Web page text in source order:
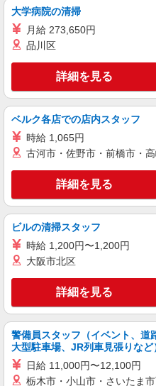
株式会社kotrio /●SI-H-2075113
古河駅のシ
否確認など
時給
通費全支給(
古河市
キープ
派遣社員
[ 綺麗 ]高級
りなど/古河市
時給1600
通費全支給(ガ
古河市
残業キャンセ
や見守り！古
時給1600
通費全支給(ガ
大学病院の清掃
月給 273,650円
品川区
詳細を見る
ベルク各店での店内スタッフ
時給 1,065円
古河市・佐野市・前橋市・
詳細を見る
ビルの清掃スタッフ
時給 1,200円〜1,200円
大阪市北区
詳細を見る
警備員スタッフ（イベント、道
大型駐車場、JR列車見張りなど
日給 11,000円〜12,100円
栃木市・小山市・さいたま